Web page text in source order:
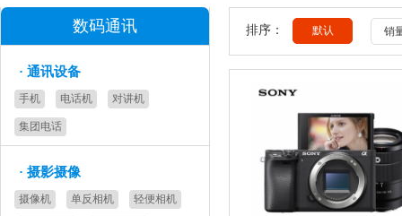
数码通讯
· 通讯设备
手机 电话机 对讲机
集团电话
· 摄影摄像
摄像机 单反相机 轻便相机
排序： 默认 销